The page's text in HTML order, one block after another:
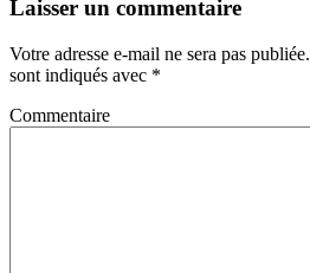
Laisser un commentaire
Votre adresse e-mail ne sera pas publiée.
sont indiqués avec *
Commentaire